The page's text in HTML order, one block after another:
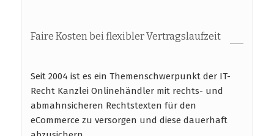
Faire Kosten bei flexibler Vertragslaufzeit
Seit 2004 ist es ein Themenschwerpunkt der IT-
Recht Kanzlei Onlinehändler mit rechts- und
abmahnsicheren Rechtstexten für den
eCommerce zu versorgen und diese dauerhaft